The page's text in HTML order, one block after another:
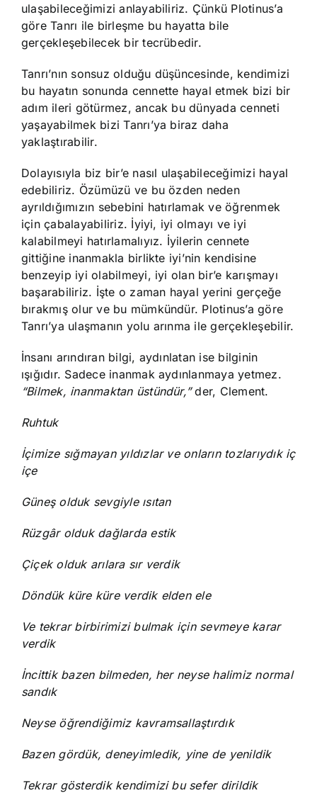
ulaşabileceğimizi anlayabiliriz. Çünkü Plotinus’a
göre Tanrı ile birleşme bu hayatta bile
gerçekleşebilecek bir tecrübedir.
Tanrı’nın sonsuz olduğu düşüncesinde, kendimizi
bu hayatın sonunda cennette hayal etmek bizi bir
adım ileri götürmez, ancak bu dünyada cenneti
yaşayabilmek bizi Tanrı’ya biraz daha
yaklaştırabilir.
Dolayısıyla biz bir’e nasıl ulaşabileceğimizi hayal
edebiliriz. Özümüzü ve bu özden neden
ayrıldığımızın sebebini hatırlamak ve öğrenmek
için çabalayabiliriz. İyiyi, iyi olmayı ve iyi
kalabilmeyi hatırlamalıyız. İyilerin cennete
gittiğine inanmakla birlikte iyi’nin kendisine
benzeyip iyi olabilmeyi, iyi olan bir’e karışmayı
başarabiliriz. İşte o zaman hayal yerini gerçeğe
bırakmış olur ve bu mümkündür. Plotinus’a göre
Tanrı’ya ulaşmanın yolu arınma ile gerçekleşebilir.
İnsanı arındıran bilgi, aydınlatan ise bilginin
ışığıdır. Sadece inanmak aydınlanmaya yetmez.
“Bilmek, inanmaktan üstündür,”der, Clement.
Ruhtuk
İçimize sığmayan yıldızlar ve onların tozlarıydık iç
içe
Güneş olduk sevgiyle ısıtan
Rüzgâr olduk dağlarda estik
Çiçek olduk arılara sır verdik
Döndük küre küre verdik elden ele
Ve tekrar birbirimizi bulmak için sevmeye karar
verdik
İncittik bazen bilmeden, her neyse halimiz normal
sandık
Neyse öğrendiğimiz kavramsallaştırdık
Bazen gördük, deneyimledik, yine de yenildik
Tekrar gösterdik kendimizi bu sefer dirildik